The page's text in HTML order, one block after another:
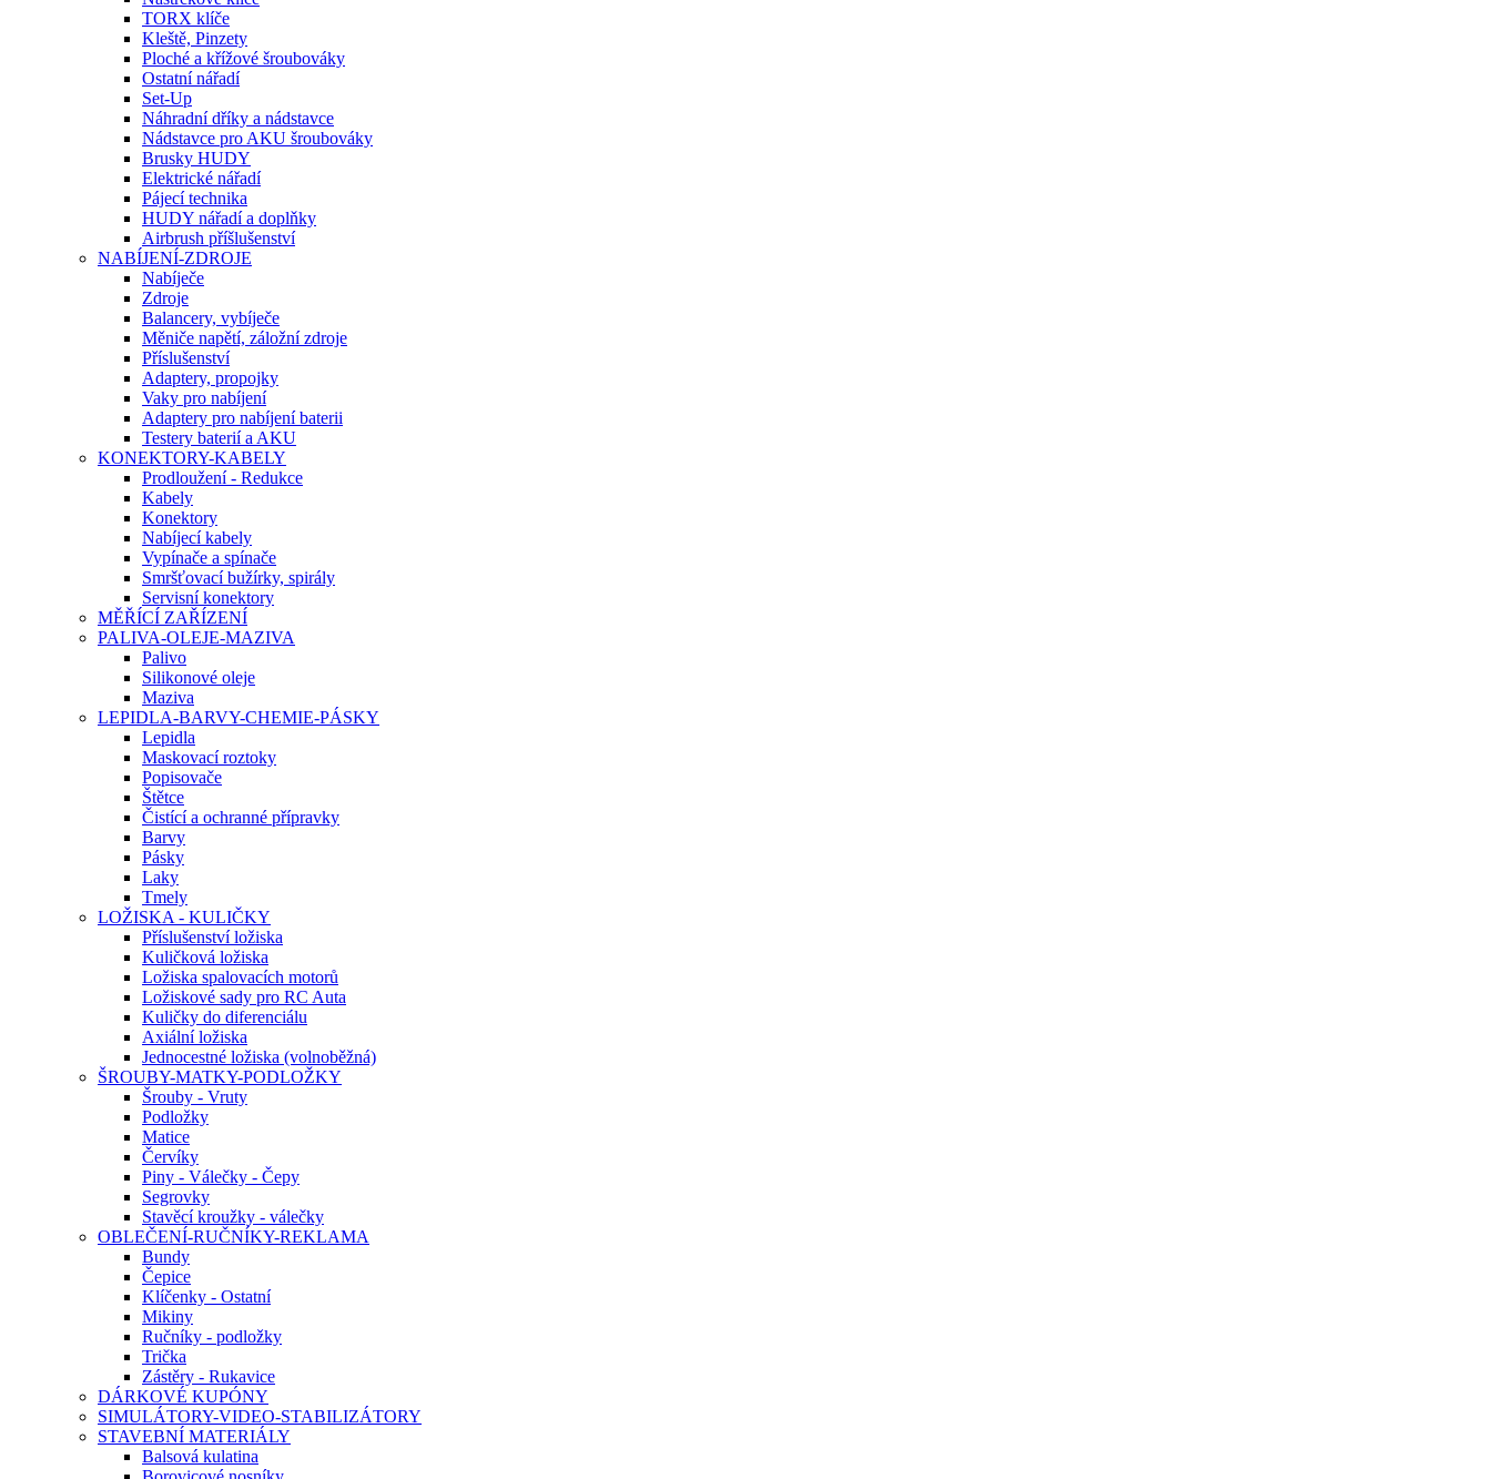
TORX klíče
Kleště, Pinzety
Ploché a křížové šroubováky
Ostatní nářadí
Set-Up
Náhradní dříky a nádstavce
Nádstavce pro AKU šroubováky
Brusky HUDY
Elektrické nářadí
Pájecí technika
HUDY nářadí a doplňky
Airbrush příšlušenství
NABÍJENÍ-ZDROJE
Nabíječe
Zdroje
Balancery, vybíječe
Měniče napětí, záložní zdroje
Příslušenství
Adaptery, propojky
Vaky pro nabíjení
Adaptery pro nabíjení baterii
Testery baterií a AKU
KONEKTORY-KABELY
Prodloužení - Redukce
Kabely
Konektory
Nabíjecí kabely
Vypínače a spínače
Smršťovací bužírky, spirály
Servisní konektory
MĚŘÍCÍ ZAŘÍZENÍ
PALIVA-OLEJE-MAZIVA
Palivo
Silikonové oleje
Maziva
LEPIDLA-BARVY-CHEMIE-PÁSKY
Lepidla
Maskovací roztoky
Popisovače
Štětce
Čistící a ochranné přípravky
Barvy
Pásky
Laky
Tmely
LOŽISKA - KULIČKY
Příslušenství ložiska
Kuličková ložiska
Ložiska spalovacích motorů
Ložiskové sady pro RC Auta
Kuličky do diferenciálu
Axiální ložiska
Jednocestné ložiska (volnoběžná)
ŠROUBY-MATKY-PODLOŽKY
Šrouby - Vruty
Podložky
Matice
Červíky
Piny - Válečky - Čepy
Segrovky
Stavěcí kroužky - válečky
OBLEČENÍ-RUČNÍKY-REKLAMA
Bundy
Čepice
Klíčenky - Ostatní
Mikiny
Ručníky - podložky
Trička
Zástěry - Rukavice
DÁRKOVÉ KUPÓNY
SIMULÁTORY-VIDEO-STABILIZÁTORY
STAVEBNÍ MATERIÁLY
Balsová kulatina